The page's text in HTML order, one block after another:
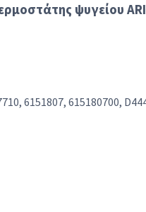
ψυγείου
6151807, 615180700,